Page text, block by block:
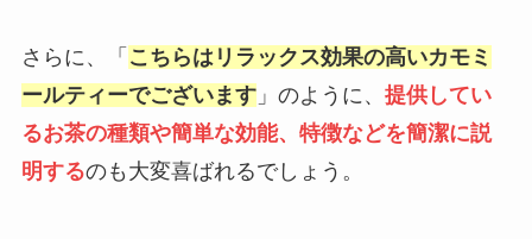
さらに、「 こちらはリラックス効果の高いカモミ
ールティーでございます」のように、 提供してい
るお茶の種類や簡単な効能、特徴などを簡潔に説
明するのも大変喜ばれるでしょう。